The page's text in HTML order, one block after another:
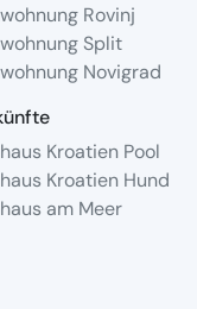
Rovinj
Split
Novigrad
Kroatien Pool
Kroatien Hund
am Meer